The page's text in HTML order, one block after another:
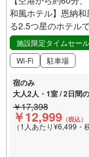
和風ホテル】恩納
る2.5つ星のホテルで
施設限定タイムセー
Wi-Fi
駐車場
宿のみ
大人2人・1室 / 2日間
￥17,398
￥12,999 （税込）
（1人あたり¥6,499・